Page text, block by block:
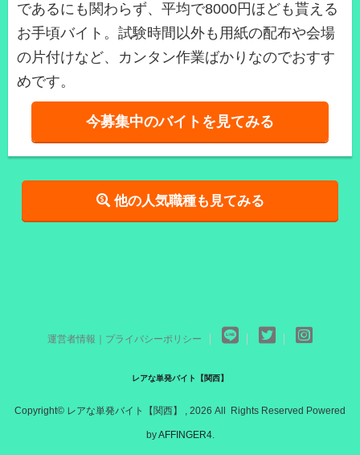
であるにも関わらず、平均で8000円ほども貰える
お手頃バイト。試験時間以外も用紙の配布や会場
の片付けなど、カンタン作業ばかりなのでおすす
めです。
今募集中のバイトを見てみる
他の人気職種も見てみる
運営者情報｜プライバシーポリシー
レアな単発バイト【関西】
Copyright© レアな単発バイト【関西】 , 2026 All Rights Reserved Powered
byAFFINGER4.